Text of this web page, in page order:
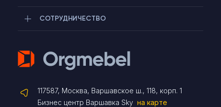
СОТРУДНИЧЕСТВО
117587, Москва, Варшавское ш., 118, корп. 1
Бизнес центр Варшавка Sky на карте
Telegram
Max